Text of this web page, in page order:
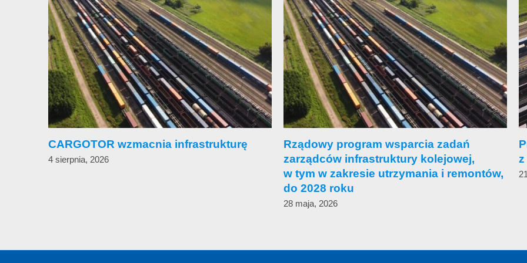
CARGOTOR wzmacnia infrastrukturę
4 sierpnia, 2026
Rządowy program wsparcia zadań
zarządców infrastruktury kolejowej,
w tym w zakresie utrzymania i remontów,
do 2028 roku
28 maja, 2026
z